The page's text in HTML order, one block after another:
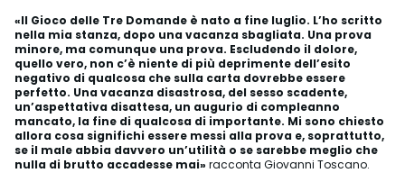
«Il Gioco delle Tre Domande è nato a fine luglio. L’ho scritto
nella mia stanza, dopo una vacanza sbagliata. Una prova
minore, ma comunque una prova. Escludendo il dolore,
quello vero, non c’è niente di più deprimente dell’esito
negativo di qualcosa che sulla carta dovrebbe essere
perfetto. Una vacanza disastrosa, del sesso scadente,
un’aspettativa disattesa, un augurio di compleanno
mancato, la fine di qualcosa di importante. Mi sono chiesto
allora cosa significhi essere messi alla prova e, soprattutto,
se il male abbia davvero un’utilità o se sarebbe meglio che
nulla di brutto accadesse mai» racconta Giovanni Toscano.